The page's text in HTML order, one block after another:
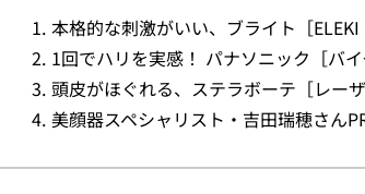
本格的な刺激がいい、ブライト［ELEKI
1回でハリを実感！ パナソニック［バイ
頭皮がほぐれる、ステラボーテ［レー
美顔器スペシャリスト・吉田瑞穂さん